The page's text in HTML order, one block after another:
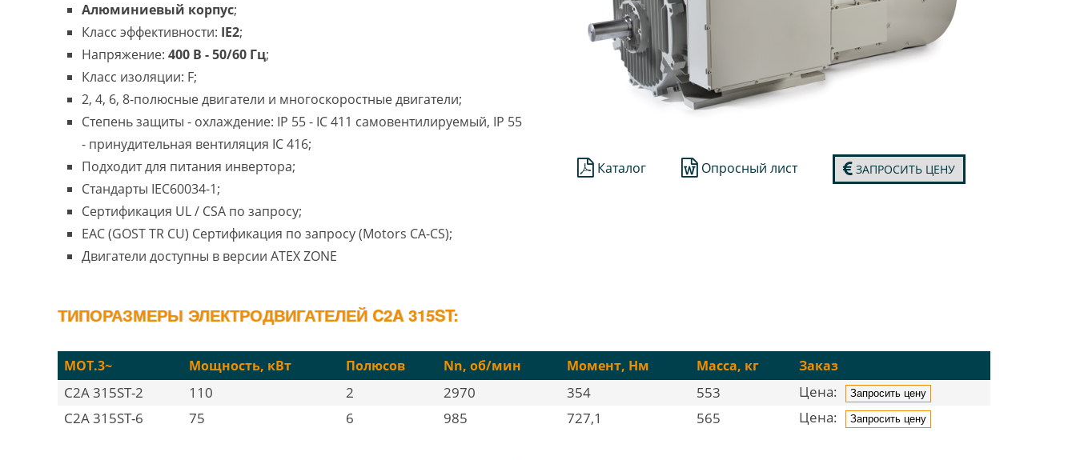
Алюминиевый корпус;
Класс эффективности: IE2;
Напряжение: 400 В - 50/60 Гц;
Класс изоляции: F;
2, 4, 6, 8-полюсные двигатели и многоскоростные двигатели;
Степень защиты - охлаждение: IP 55 - IC 411 самовентилируемый, IP 55
- принудительная вентиляция IC 416;
Подходит для питания инвертора;
Стандарты IEC60034-1;
Сертификация UL / CSA по запросу;
EAC (GOST TR CU) Сертификация по запросу (Motors CA-CS);
Двигатели доступны в версии ATEX ZONE
Каталог Опросный лист ЗАПРОСИТЬ ЦЕНУ
ТИПОРАЗМЕРЫ ЭЛЕКТРОДВИГАТЕЛЕЙ C2A 315ST:
MOT.3~ Мощность, кВт Полюсов Nn, об/мин Момент, Нм Масса, кг Заказ
C2A 315ST-2 110 2 2970 354 553 Цена: Запросить цену
C2A 315ST-6 75 6 985 727,1 565 Цена: Запросить цену